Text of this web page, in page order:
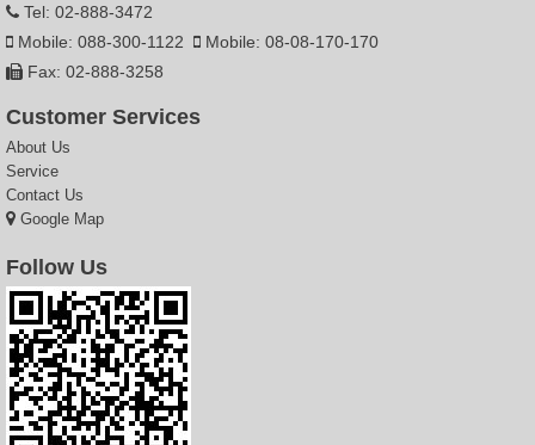
Tel: 02-888-3472
Mobile: 088-300-1122
Mobile: 08-08-170-170
Fax: 02-888-3258
Customer Services
About Us
Service
Contact Us
Google Map
Follow Us